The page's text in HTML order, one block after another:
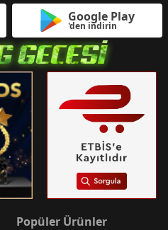
Google Play
'den indirin
Popüler Ürünler